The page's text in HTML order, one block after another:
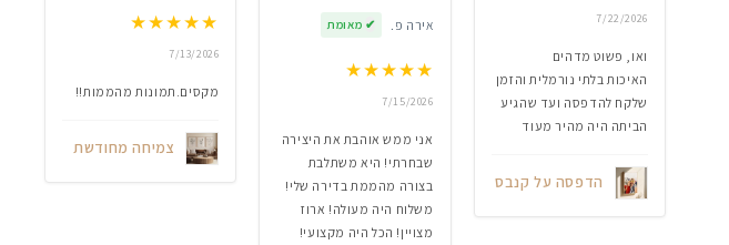
7/22/2026
ואו, פשוט מדהים
האיכות בלתי נורמלית והזמן
שלקח להדפסה ועד שהגיע
הביתה היה מהיר מעוד
הדפסה על קנבס
אירה פ. ✔ מאומת
★★★★★
7/15/2026
אני ממש אוהבת את היצירה
שבחרתי! היא משתלבת
בצורה מהממת בדירה שלי!
משלוח היה מעולה! ארוז
מצויין! הכל היה מקצועי!
★★★★★
7/13/2026
מקסים.תמונות מהממות!!
צמיחה מחודשת